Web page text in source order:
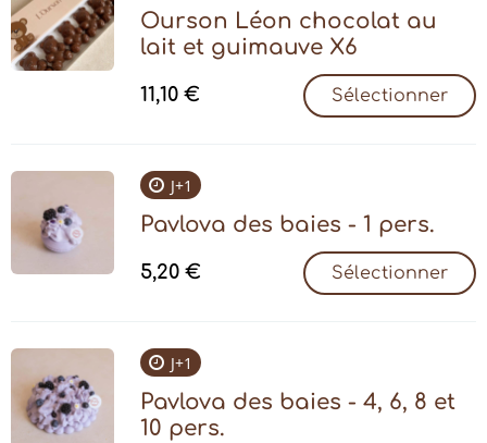
Ourson Léon chocolat au
lait et guimauve X6
11,10 € Sélectionner
J+1
Pavlova des baies - 1 pers.
5,20 € Sélectionner
J+1
Pavlova des baies - 4, 6, 8 et
10 pers.